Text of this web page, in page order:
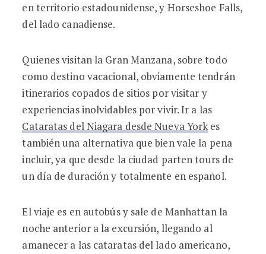
en territorio estadounidense, y Horseshoe Falls,
del lado canadiense.
Quienes visitan la Gran Manzana, sobre todo
como destino vacacional, obviamente tendrán
itinerarios copados de sitios por visitar y
experiencias inolvidables por vivir. Ir a las
Cataratas del Niagara desde Nueva Yorkes
también una alternativa que bien vale la pena
incluir, ya que desde la ciudad parten tours de
un día de duración y totalmente en español.
El viaje es en autobús y sale de Manhattan la
noche anterior a la excursión, llegando al
amanecer a las cataratas del lado americano,